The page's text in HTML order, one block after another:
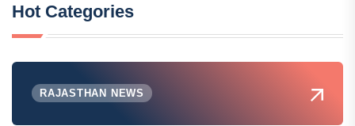
Hot Categories
RAJASTHAN NEWS